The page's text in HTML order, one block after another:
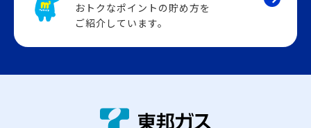
おトクなポイントの貯め方を
ご紹介しています。